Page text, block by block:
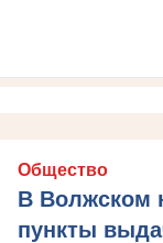
Общество
В Волжском
пункты